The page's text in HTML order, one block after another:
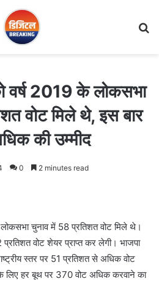
वर्ष 2019 के लोकसभा
वोट मिले थे, इस बार
की उम्मीद
0 2 minutes read
चुनाव में 58 प्रतिशत वोट मिले थे।
प्रतिशत वोट शेयर प्राप्त कर लेगी। भाजपा
स्तर पर 51 प्रतिशत से अधिक वोट
लिए हर बूथ पर 370 वोट अधिक करवाने का